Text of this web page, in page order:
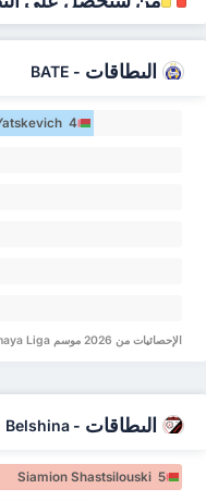
البطاقات -
BATE
4
الإحصائيات من 2026 موسم Vysheyshaya Liga
البطاقات -
Belshina
Siamion Shastsilouski 5